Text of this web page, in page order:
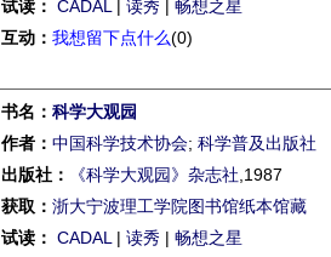
试读： CADAL 读秀
畅想之星
互动： 我想留下点什么(0)
书名： 科学大观园
作者： 中国科学技术协会; 科学普及出版社
出版社：
《科学大观园》杂志社 ,1987
获取： 浙大宁波理工学院图书馆纸本馆藏
试读： CADAL | 读秀 | 畅想之星